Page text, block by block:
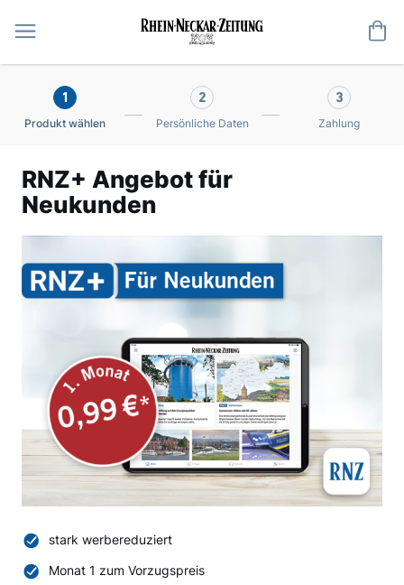
1
Produkt wählen
2
Persönliche Daten
3
Zahlung
RNZ+ Angebot für
Neukunden
stark werbereduziert
Monat 1 zum Vorzugspreis